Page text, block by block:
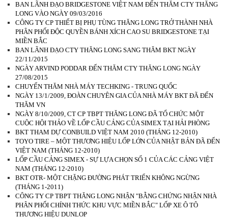
BAN LÃNH ĐẠO BRIDGESTONE VIỆT NAM ĐẾN THĂM CTY THĂNG
LONG VÀO NGÀY 09/03/2016
CÔNG TY CP THIẾT BỊ PHỤ TÙNG THĂNG LONG TRỞ THÀNH NHÀ
PHÂN PHỐI ĐỘC QUYỀN BÁNH XÍCH CAO SU BRIDGESTONE TẠI
MIỀN BẮC
BAN LÃNH ĐẠO CTY THĂNG LONG SANG THĂM BKT NGÀY
22/11/2015
NGÀY ARVIND PODDAR ĐẾN THĂM CTY THĂNG LONG NGÀY
27/08/2015
CHUYẾN THĂM NHÀ MÁY TECHKING - TRUNG QUỐC
NGÀY 13/1/2009, ĐOÀN CHUYÊN GIA CỦA NHÀ MÁY BKT ĐÃ ĐẾN
THĂM VN
NGÀY 8/10/2009, CT CP TBPT THĂNG LONG ĐÃ TỔ CHỨC MỘT
CUỘC HỘI THẢO VỀ LỐP CẦU CẢNG CỦA SIMEX TẠI HẢI PHÒNG
BKT THAM DỰ CONBUILD VIỆT NAM 2010 (THÁNG 12-2010)
TOYO TIRE – MỘT THƯƠNG HIỆU LỐP LỚN CỦA NHẬT BẢN ĐÃ ĐẾN
VIỆT NAM (THÁNG 12-2010)
LỐP CẦU CẢNG SIMEX - SỰ LỰA CHỌN SỐ 1 CỦA CÁC CẢNG VIỆT
NAM (THÁNG 12-2010)
BKT OTR- MỘT CHẶNG ĐƯỜNG PHÁT TRIỂN KHÔNG NGỪNG
(THÁNG 1-2011)
CÔNG TY CP TBPT THĂNG LONG NHẬN "BẰNG CHỨNG NHẬN NHÀ
PHÂN PHỐI CHÍNH THỨC KHU VỰC MIỀN BẮC" LỐP XE Ô TÔ
THƯƠNG HIỆU DUNLOP